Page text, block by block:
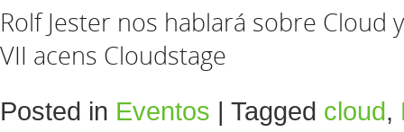
Rolf Jester nos hablará sobre Cloud
VII acens Cloudstage
Posted in Eventos Tagged cloud,